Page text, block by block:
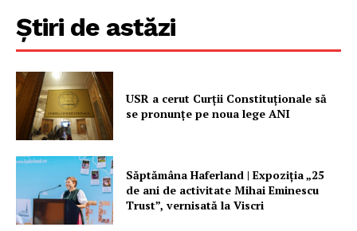
PRESShub
Despre noi / Echipa
Proiecte editoriale
Rețea
Contact
Știri de astăzi
USR a cerut Curții Constituționale să
se pronunțe pe noua lege ANI
Săptămâna Haferland | Expoziţia „25
de ani de activitate Mihai Eminescu
Trust”, vernisată la Viscri